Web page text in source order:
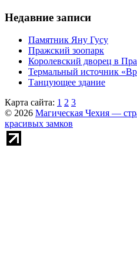
Недавние записи
Памятник Яну Гусу
Пражский зоопарк
Королевский дворец в
Термальный источник
Танцующее здание
Карта сайта: 1 2 3
© 2026 Магическая Чехия —
красивых замков